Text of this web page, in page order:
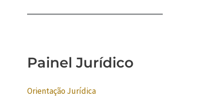
Painel Jurídico
Orientação Jurídica